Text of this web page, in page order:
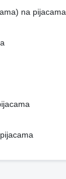
na pijacama